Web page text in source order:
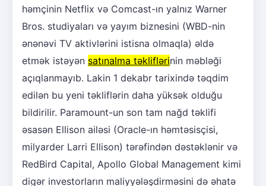
həmçinin Netflix və Comcast-ın yalnız Warner
Bros. studiyaları və yayım biznesini (WBD-nin
ənənəvi TV aktivlərini istisna olmaqla) əldə
etmək istəyən satınalma təkliflərinin məbləği
açıqlanmayıb. Lakin 1 dekabr tarixində təqdim
edilən bu yeni təkliflərin daha yüksək olduğu
bildirilir. Paramount-un son tam nağd təklifi
əsasən Ellison ailəsi (Oracle-ın həmtəsisçisi,
milyarder Larri Ellison) tərəfindən dəstəklənir və
RedBird Capital, Apollo Global Management kimi
digər investorların maliyyələşdirməsini də əhatə